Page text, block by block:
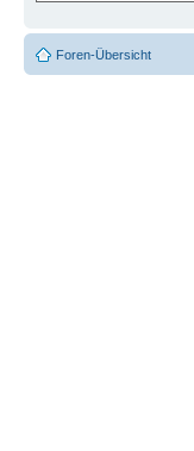
Foren-Übersicht